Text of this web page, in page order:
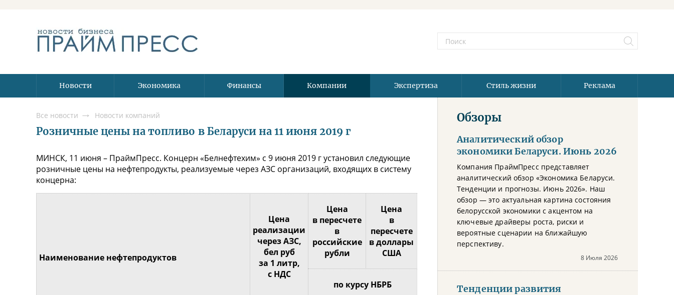
Новости Экономика Финансы Компании Экспертиза Стиль жизни Реклама
Все новости Новости компаний
Розничные цены на топливо в Беларуси на 11 июня 2019 г
МИНСК, 11 июня – ПраймПресс. Концерн «Белнефтехим» с 9 июня 2019 г установил следующие
розничные цены на нефтепродукты, реализуемые через АЗС организаций, входящих в систему
концерна:
Наименование нефтепродуктов
Цена
реализации
через АЗС,
бел руб
за 1 литр,
с НДС
Цена
в пересчете
в
российские
рубли
Цена
в
пересчете
в доллары
США
по курсу НБРБ
Обзоры
Аналитический обзор
экономики Беларуси. Июнь 2026
Компания ПраймПресс представляет
аналитический обзор «Экономика Беларуси.
Тенденции и прогнозы. Июнь 2026». Наш
обзор — это актуальная картина состояния
белорусской экономики с акцентом на
ключевые драйверы роста, риски и
вероятные сценарии на ближайшую
перспективу.
8 Июля 2026
Тенденции развития